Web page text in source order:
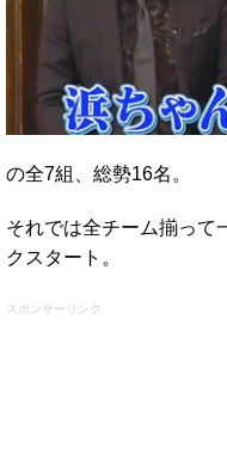
の全7組、総勢16名。
それでは全チーム揃って
クスタート。
スポンサーリンク